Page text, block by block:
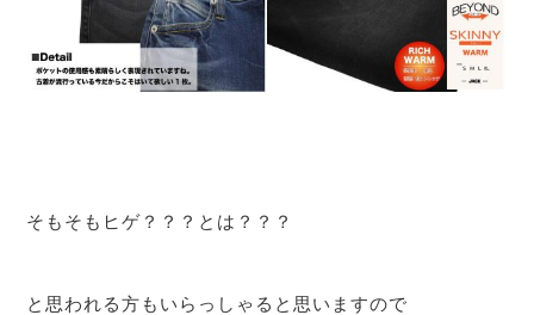
そもそもヒゲ？？？とは？？？
と思われる方もいらっしゃると思いますので